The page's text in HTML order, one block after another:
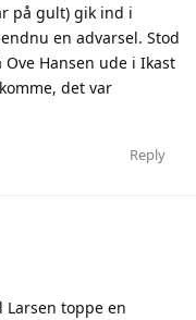
på gult) gik ind i
en advarsel. Stod
Hansen ude i Ikast
det var
Reply
Larsen toppe en